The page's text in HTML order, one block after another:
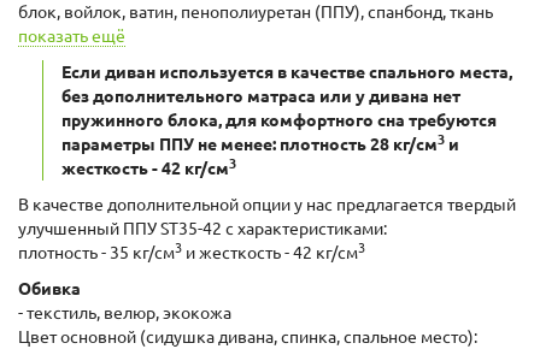
блок, войлок, ватин, пенополиуретан (ППУ), спанбонд, ткань
показать ещё
Если диван используется в качестве спального места,
без дополнительного матраса или у дивана нет
пружинного блока, для комфортного сна требуются
параметры ППУ не менее: плотность 28 кг/см3 и
жесткость - 42 кг/см3
В качестве дополнительной опции у нас предлагается твердый
улучшенный ППУ ST35-42 с характеристиками:
плотность - 35 кг/см3 и жесткость - 42 кг/см3
Обивка
- текстиль, велюр, экокожа
Цвет основной (сидушка дивана, спинка, спальное место):